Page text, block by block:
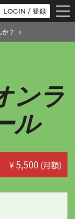
LOGIN / 登録
？
ンラ
ル
¥5,500 (月額)